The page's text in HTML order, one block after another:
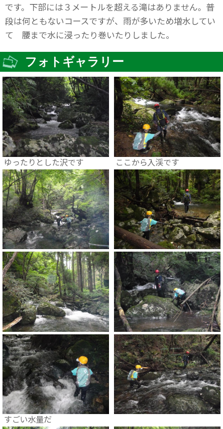
です。下部には３メートルを超える滝はありません。普
段は何ともないコースですが、雨が多いため増水してい
て 腰まで水に浸ったり巻いたりしました。
フォトギャラリー
ゆったりとした沢です ここから入渓です
すごい水量だ